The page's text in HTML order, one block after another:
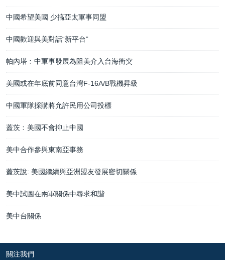
中國希望美國 少搞亞太軍事同盟
中國歡迎與美對話“新平台”
帕內塔﹕中軍事發展為阻美介入台海衝突
美國或在年底前同意台灣F-16A/B戰機昇級
中國軍隊採購將允許民用公司投標
蓋茨﹕美國不會抑止中國
美中合作參與東南亞事務
蓋茨說: 美國繼續與亞洲盟友發展密切關係
美中試圖在兩軍關係中尋求和諧
美中台關係
關注我們